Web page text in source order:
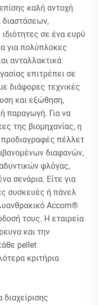
καλή αντοχή
διαστάσεων,
σε ένα ευρύ
για πολύπλοκες
ανταλλακτικά
επιτρέπει σε
διάφορες τεχνικές
και εξώθηση,
παραγωγή. Για να
της βιομηχανίας, η
πέλλετ
διαφανών,
φλόγας,
σενάρια. Είτε για
συσκευές ή πάνελ
Accom®
τους. Η εταιρεία
και την
pellet
κριτήρια